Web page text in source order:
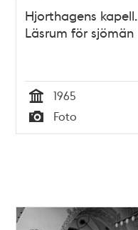
Hjorthagens kapell.
Läsrum för sjömän
Tid
1965
Typ
Foto